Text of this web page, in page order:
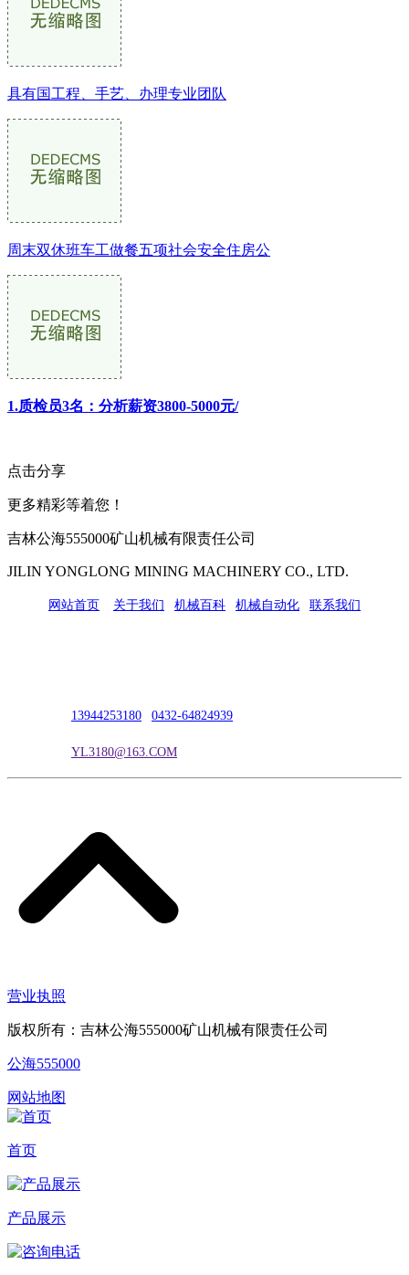
具有国工程、手艺、办理专业团队
周末双休班车工做餐五项社会安全住房公
1.质检员3名：分析薪资3800-5000元/
点击分享
更多精彩等着您！
吉林公海555000矿山机械有限责任公司
JILIN YONGLONG MINING MACHINERY CO., LTD.
网站首页 关于我们 机械百科 机械自动化 联系我们
13944253180 0432-64824939
YL3180@163.COM
营业执照
版权所有：吉林公海555000矿山机械有限责任公司
公海555000
网站地图
首页
产品展示